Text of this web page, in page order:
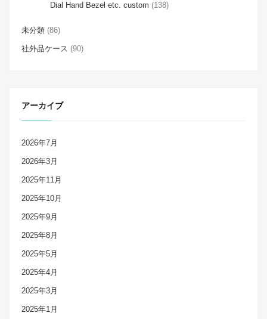
Dial Hand Bezel etc. custom (138)
未分類 (86)
社外品ケース (90)
アーカイブ
2026年7月
2026年3月
2025年11月
2025年10月
2025年9月
2025年8月
2025年5月
2025年4月
2025年3月
2025年1月